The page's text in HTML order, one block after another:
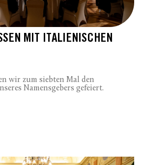
MIT ITALIENISCHEN
wir zum siebten Mal den
Namensgebers gefeiert.